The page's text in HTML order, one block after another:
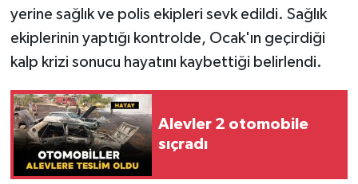
yerine sağlık ve polis ekipleri sevk edildi. Sağlık
ekiplerinin yaptığı kontrolde, Ocak'ın geçirdiği
kalp krizi sonucu hayatını kaybettiği belirlendi.
Alevler 2 otomobile
sıçradı